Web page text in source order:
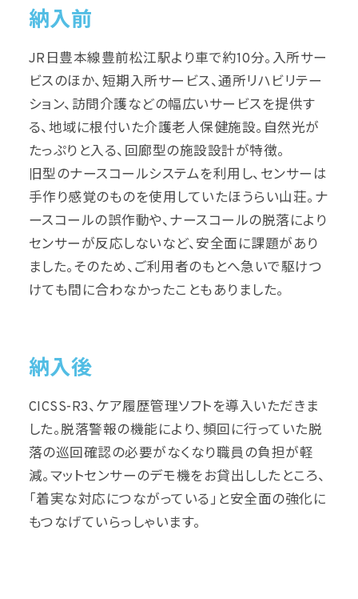
納入前
JR日豊本線豊前松江駅より車で約10分。入所サー
ビスのほか、短期入所サービス、通所リハビリテー
ション、訪問介護などの幅広いサービスを提供す
る、地域に根付いた介護老人保健施設。自然光が
たっぷりと入る、回廊型の施設設計が特徴。
旧型のナースコールシステムを利用し、センサーは
手作り感覚のものを使用していたほうらい山荘。ナ
ースコールの誤作動や、ナースコールの脱落により
センサーが反応しないなど、安全面に課題があり
ました。そのため、ご利用者のもとへ急いで駆けつ
けても間に合わなかったこともありました。
納入後
CICSS-R3、ケア履歴管理ソフトを導入いただきま
した。脱落警報の機能により、頻回に行っていた脱
落の巡回確認の必要がなくなり職員の負担が軽
減。マットセンサーのデモ機をお貸出ししたところ、
「着実な対応につながっている」と安全面の強化に
もつなげていらっしゃいます。